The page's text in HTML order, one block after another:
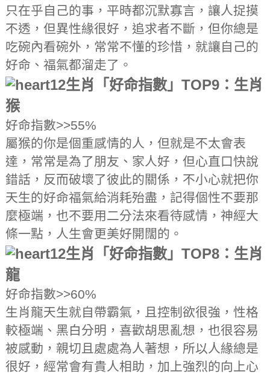
只在乎自己的事，平時都沉默寡言，讓人捉摸
不透，但異性緣很好，追求者不斷，但你總是
吃碗內看碗外，常常不懂的珍惜，就讓自己的
好命、福氣都溜走了。
12生肖「好命指數」TOP9：生肖
猴
好命指數>>55%
屬猴的你是個重感情的人，但就是不太會表
達，常常是為了朋友、家人好，但心直口快說
錯話，反而破壞了彼此的關係，不小心就把你
天生的好命福氣給消耗殆盡，記得個性不要那
麼極端，也不要用二分法來看待感情，神經大
條一點，人生會更美好開闊的。
12生肖「好命指數」TOP8：生肖
龍
好命指數>>60%
生肖龍天生就自帶霸氣，且控制欲很強，性格
較極端、黑白分明，喜歡胡思亂想，也很容易
被感動，親切且處處為人著想，所以人緣總是
很好，經常會有貴人相助，加上強烈的向上心